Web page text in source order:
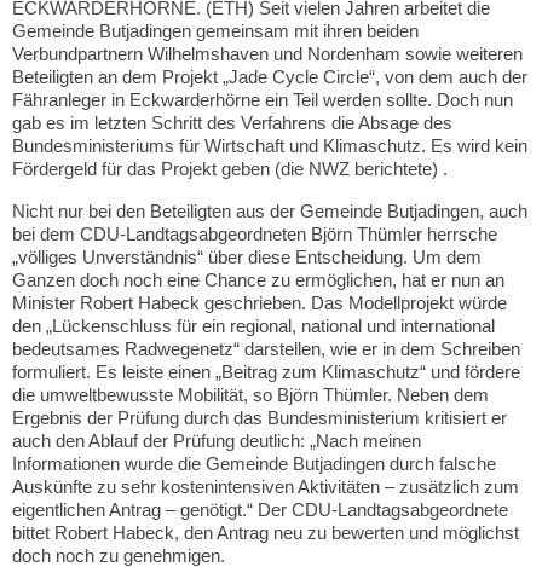
ECKWARDERHÖRNE. (ETH) Seit vielen Jahren arbeitet die
Gemeinde Butjadingen gemeinsam mit ihren beiden
Verbundpartnern Wilhelmshaven und Nordenham sowie weiteren
Beteiligten an dem Projekt „Jade Cycle Circle“, von dem auch der
Fähranleger in Eckwarderhörne ein Teil werden sollte. Doch nun
gab es im letzten Schritt des Verfahrens die Absage des
Bundesministeriums für Wirtschaft und Klimaschutz. Es wird kein
Fördergeld für das Projekt geben (die NWZ berichtete) .
Nicht nur bei den Beteiligten aus der Gemeinde Butjadingen, auch
bei dem CDU-Landtagsabgeordneten Björn Thümler herrsche
„völliges Unverständnis“ über diese Entscheidung. Um dem
Ganzen doch noch eine Chance zu ermöglichen, hat er nun an
Minister Robert Habeck geschrieben. Das Modellprojekt würde
den „Lückenschluss für ein regional, national und international
bedeutsames Radwegenetz“ darstellen, wie er in dem Schreiben
formuliert. Es leiste einen „Beitrag zum Klimaschutz“ und fördere
die umweltbewusste Mobilität, so Björn Thümler. Neben dem
Ergebnis der Prüfung durch das Bundesministerium kritisiert er
auch den Ablauf der Prüfung deutlich: „Nach meinen
Informationen wurde die Gemeinde Butjadingen durch falsche
Auskünfte zu sehr kostenintensiven Aktivitäten – zusätzlich zum
eigentlichen Antrag – genötigt.“ Der CDU-Landtagsabgeordnete
bittet Robert Habeck, den Antrag neu zu bewerten und möglichst
doch noch zu genehmigen.